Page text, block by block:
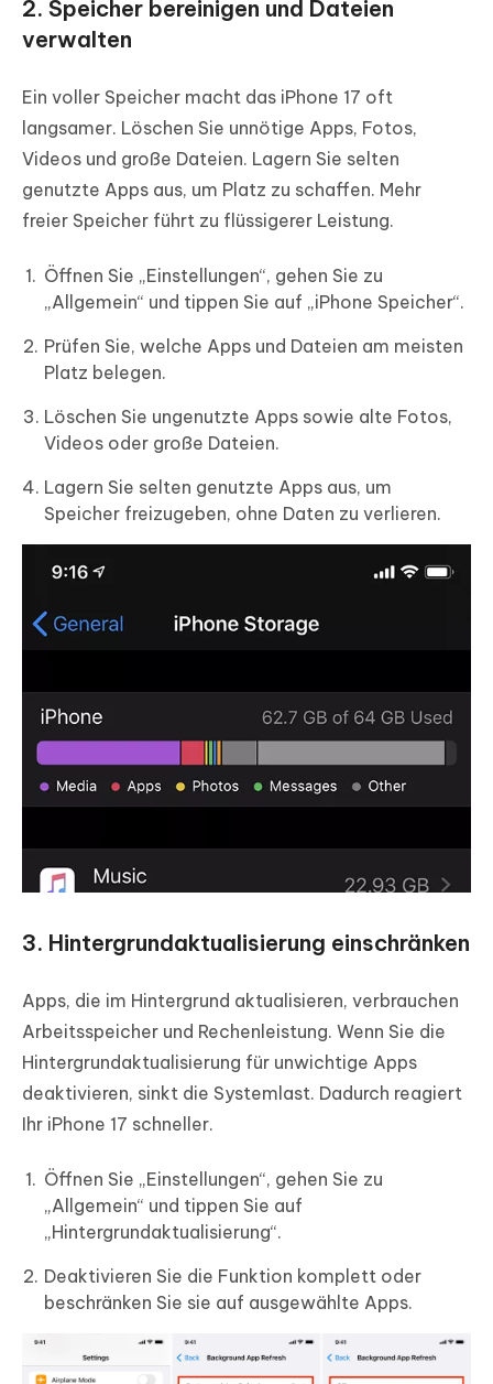
2. Speicher bereinigen und Dateien
verwalten
Ein voller Speicher macht das iPhone 17 oft
langsamer. Löschen Sie unnötige Apps, Fotos,
Videos und große Dateien. Lagern Sie selten
genutzte Apps aus, um Platz zu schaffen. Mehr
freier Speicher führt zu flüssigerer Leistung.
Öffnen Sie „Einstellungen“, gehen Sie zu
„Allgemein“ und tippen Sie auf „iPhone Speicher“.
Prüfen Sie, welche Apps und Dateien am meisten
Platz belegen.
Löschen Sie ungenutzte Apps sowie alte Fotos,
Videos oder große Dateien.
Lagern Sie selten genutzte Apps aus, um
Speicher freizugeben, ohne Daten zu verlieren.
3. Hintergrundaktualisierung einschränken
Apps, die im Hintergrund aktualisieren, verbrauchen
Arbeitsspeicher und Rechenleistung. Wenn Sie die
Hintergrundaktualisierung für unwichtige Apps
deaktivieren, sinkt die Systemlast. Dadurch reagiert
Ihr iPhone 17 schneller.
Öffnen Sie „Einstellungen“, gehen Sie zu
„Allgemein“ und tippen Sie auf
„Hintergrundaktualisierung“.
Deaktivieren Sie die Funktion komplett oder
beschränken Sie sie auf ausgewählte Apps.